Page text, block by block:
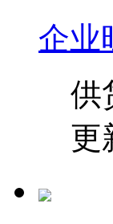
企业
供
更